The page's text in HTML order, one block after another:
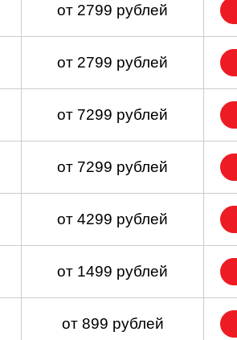
от 2799 рублей
от 2799 рублей
от 7299 рублей
от 7299 рублей
от 4299 рублей
от 1499 рублей
от 899 рублей